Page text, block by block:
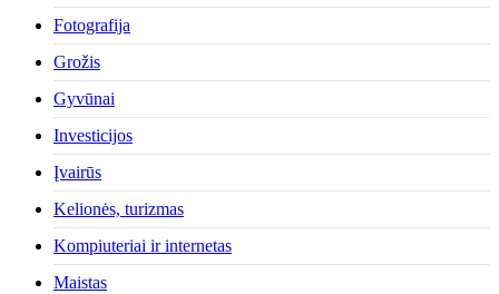
Fotografija
Grožis
Gyvūnai
Investicijos
Įvairūs
Kelionės, turizmas
Kompiuteriai ir internetas
Maistas